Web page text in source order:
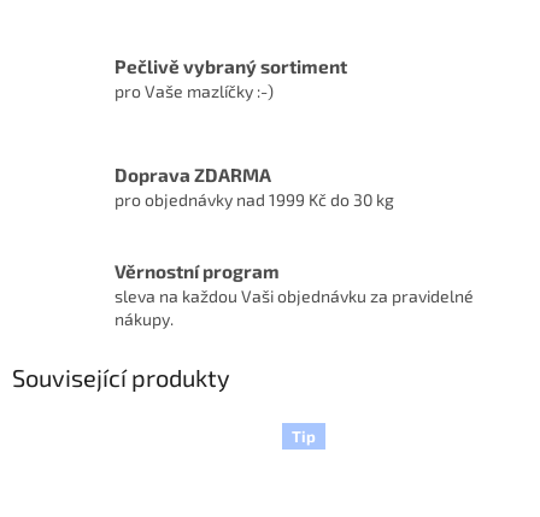
Pečlivě vybraný sortiment
pro Vaše mazlíčky :-)
Doprava ZDARMA
pro objednávky nad 1999 Kč do 30 kg
Věrnostní program
sleva na každou Vaši objednávku za pravidelné
nákupy.
Související produkty
Tip